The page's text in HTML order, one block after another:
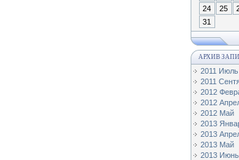
24
25
31
АРХИВ
2011 Июль
2011
2012
2012
2012 Май
2013
2013
2013 Май
2013 Июнь